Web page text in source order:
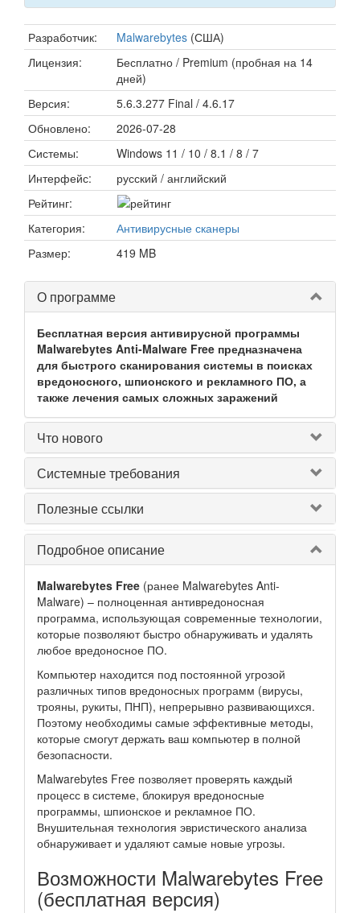
Разработчик: Malwarebytes (США)
Лицензия:
Бесплатно / Premium (пробная на 14
дней)
Версия:
5.6.3.277 Final / 4.6.17
Обновлено:
2026-07-28
Системы:
Windows 11 / 10 / 8.1 / 8 / 7
Интерфейс:
русский / английский
Рейтинг:
Категория:
Антивирусные сканеры
Размер:
419 MB
О программе
Бесплатная версия антивирусной программы
Malwarebytes Anti-Malware Free предназначена
для быстрого сканирования системы в поисках
вредоносного, шпионского и рекламного ПО, а
также лечения самых сложных заражений
Что нового
Системные требования
Полезные ссылки
Подробное описание
Malwarebytes Free (ранее Malwarebytes Anti-
Malware) – полноценная антивредоносная
программа, использующая современные технологии,
которые позволяют быстро обнаруживать и удалять
любое вредоносное ПО.
Компьютер находится под постоянной угрозой
различных типов вредоносных программ (вирусы,
трояны, рукиты, ПНП), непрерывно развивающихся.
Поэтому необходимы самые эффективные методы,
которые смогут держать ваш компьютер в полной
безопасности.
Malwarebytes Free позволяет проверять каждый
процесс в системе, блокируя вредоносные
программы, шпионское и рекламное ПО.
Внушительная технология эвристического анализа
обнаруживает и удаляют самые новые угрозы.
Возможности Malwarebytes Free
(бесплатная версия)